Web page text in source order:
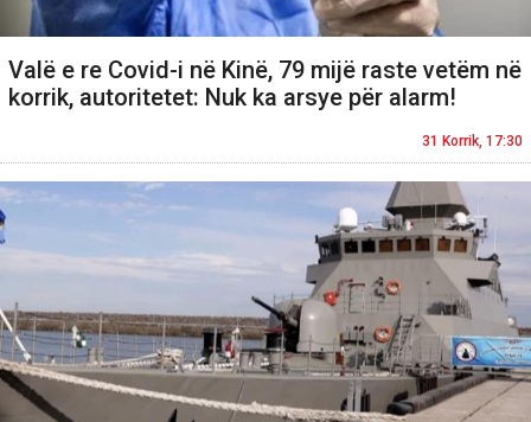
Valë e re Covid-i në Kinë, 79 mijë raste vetëm në
korrik, autoritetet: Nuk ka arsye për alarm!
31 Korrik, 17:30